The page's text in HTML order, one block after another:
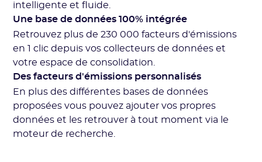
intelligente et fluide.
Une base de données 100% intégrée
Retrouvez plus de 230 000 facteurs d'émissions
en 1 clic depuis vos collecteurs de données et
votre espace de consolidation.
Des facteurs d'émissions personnalisés
En plus des différentes bases de données
proposées vous pouvez ajouter vos propres
données et les retrouver à tout moment via le
moteur de recherche.